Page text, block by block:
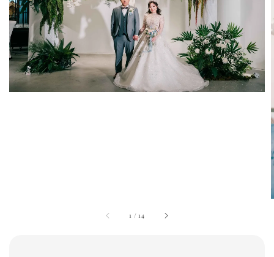
1 /14